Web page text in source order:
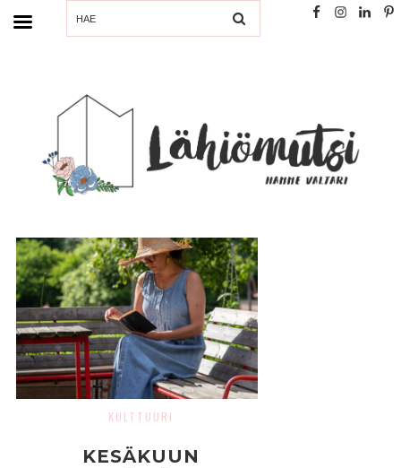
SEARCH
KULTTUURI
KESÄKUUN